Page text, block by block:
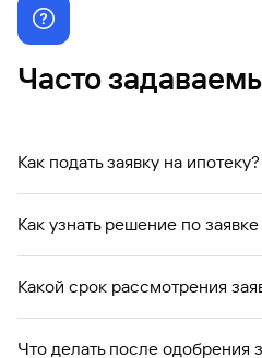
Часто
Как подать заявку на ипотеку?
программу кредитования,
отправьте на рассмотрение
Как узнать решение по
действия решения 60
Какой срок рассмотрения
рассматривается от 5 минут
Что делать после одобрения